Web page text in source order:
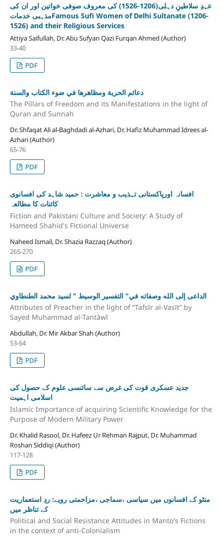
عہدِ سلاطینِ دہلی(1206-1526) کی معروف صوفی خواتین اور ان کی
مذہبی خدماتFamous Sufi Women of Delhi Sultanate (1206-
1526) and their Religious Services
Attiya Saifullah, Dr. Abu Sufyan Qazi Furqan Ahmed (Author)
33-40
PDF
دعائم الحرية ومظاهرها في ضوء الكتاب والسنة
The Pillars of Freedom and its Manifestations in the light of
Quran and Sunnah
Dr. Shfaqat Ali al-Baghdadi al-Azhari, Dr. Hafiz Muhammad Idrees al-
Azhari (Author)
65-76
PDF
افسانہ اورپاکستانی تہذیب و معاشرت : حمید شاہد کی افسانوی
کائنات کا مطالعہ
Fiction and Pakistani Culture and Society: A Study of
Hameed Shahid's Fictional Universe
Naheed Ismail, Dr. Shazia Razzaq (Author)
265-270
PDF
الداعى إلى الله وصفاته في" التفسير الوسيط " لسيد محمد الطنطاوي
Attributes of Preacher in the light of “Tafsīr al-Vasīt” by
Sayed Muhammad al-Tantāwī
Abdullah, Dr. Mir Akbar Shah (Author)
53-64
PDF
جدید عسکری قوت کی غرض سے سائنسی علوم کے حصول کی
اسلامی اہمیت
Islamic Importance of acquiring Scientific Knowledge for the
Purpose of Modern Military Power
Dr. Khalid Rasool, Dr. Hafeez Ur Rehman Rajput, Dr. Muhammad
Roshan Siddiqi (Author)
117-128
PDF
منٹو کے افسانوں میں سیاسی ،سماجی ،مزاحمتی رویے: ردِ استعماریت
کے تناظر میں
Political and Social Resistance Attitudes in Manto's Fictions
in the context of anti-Colonialism